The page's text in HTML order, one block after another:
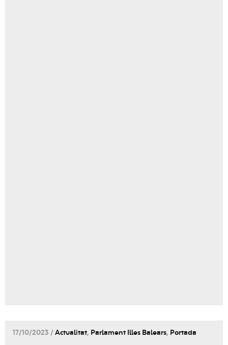
17/10/2023 / Actualitat, Parlament Illes Balears, Portada